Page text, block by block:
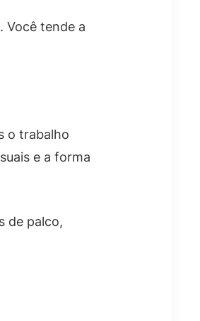
Você tende a
o trabalho
e a forma
de palco,